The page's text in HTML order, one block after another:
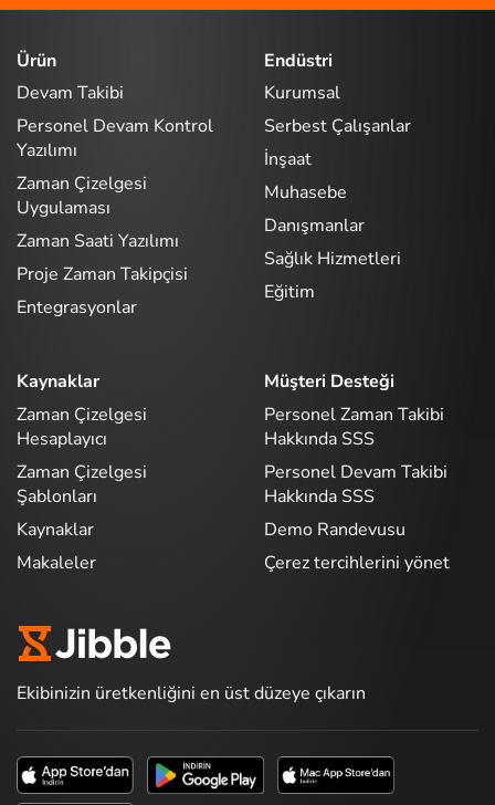
Ürün
Devam Takibi
Personel Devam Kontrol
Yazılımı
Zaman Çizelgesi
Uygulaması
Zaman Saati Yazılımı
Proje Zaman Takipçisi
Entegrasyonlar
Endüstri
Kurumsal
Serbest Çalışanlar
İnşaat
Muhasebe
Danışmanlar
Sağlık Hizmetleri
Eğitim
Kaynaklar
Zaman Çizelgesi
Hesaplayıcı
Zaman Çizelgesi
Şablonları
Kaynaklar
Makaleler
Müşteri Desteği
Personel Zaman Takibi
Hakkında SSS
Personel Devam Takibi
Hakkında SSS
Demo Randevusu
Çerez tercihlerini yönet
Ekibinizin üretkenliğini en üst düzeye çıkarın